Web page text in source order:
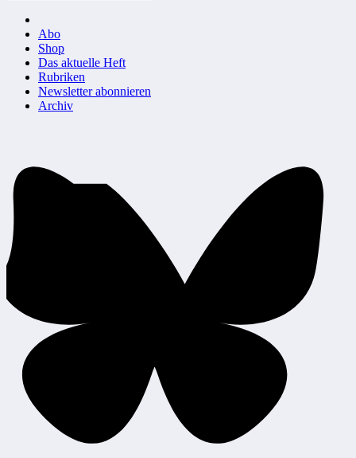
Abo
Shop
Das aktuelle Heft
Rubriken
Newsletter abonnieren
Archiv